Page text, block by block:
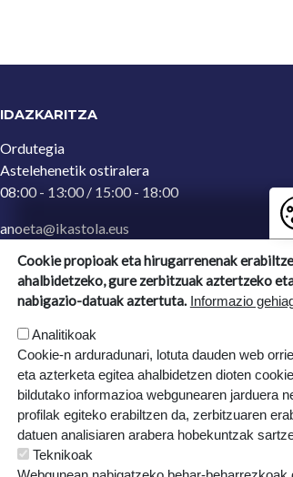
IDAZKARITZA
Ordutegia
Astelehenetik ostiralera
08:00 - 13:00 / 15:00 - 18:00
anoeta@ikastola.eus
Ergoien, 5
20270, Anoeta, Gipuzkoa
Cookie propioak eta hirugarrenenak
ahalbidetzeko, gure zerbitzuak aztertzeko
nabigazio-datuak aztertuta. Informazio
Analitikoak
Cookie-n arduradunari, lotuta dauden web
eta azterketa egitea ahalbidetzen dioten
bildutako informazioa webgunearen jarduera
profilak egiteko erabiltzen da, zerbitzuaren
datuen analisiaren arabera hobekuntzak
Teknikoak